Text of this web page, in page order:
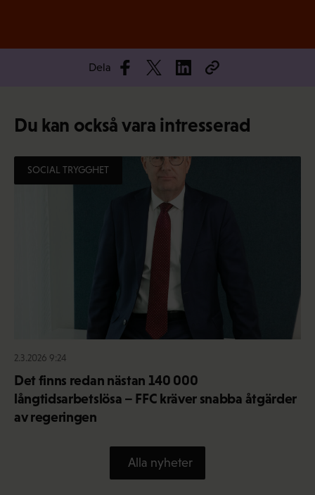
Dela
Du kan också vara intresserad
SOCIAL TRYGGHET
2.3.2026 9:24
Det finns redan nästan 140 000
långtidsarbetslösa – FFC kräver snabba åtgärder
av regeringen
Alla nyheter